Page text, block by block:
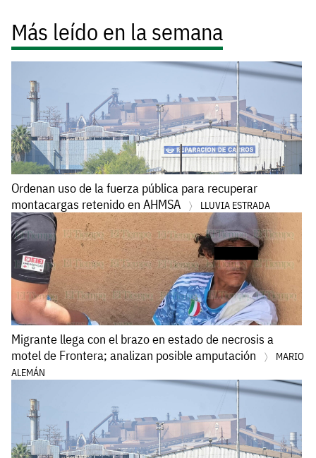
Más leído en la semana
Ordenan uso de la fuerza pública para recuperar
montacargas retenido en AHMSA
LLUVIA ESTRADA
Migrante llega con el brazo en estado de necrosis a
motel de Frontera; analizan posible amputación
MARIO
ALEMÁN